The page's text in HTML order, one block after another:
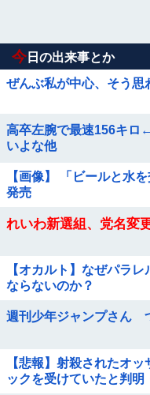
今 日の出来事とか
ぜんぶ私が中心、そう思
高卒左腕で最速156キロ
いよな他
【画像】 「ビールと水
発売
れいわ新選組、党名
【オカルト】なぜパラ
ならないのか？
週刊少年ジャンプさん
【悲報】射殺されたオ
ックを受けていたと判明